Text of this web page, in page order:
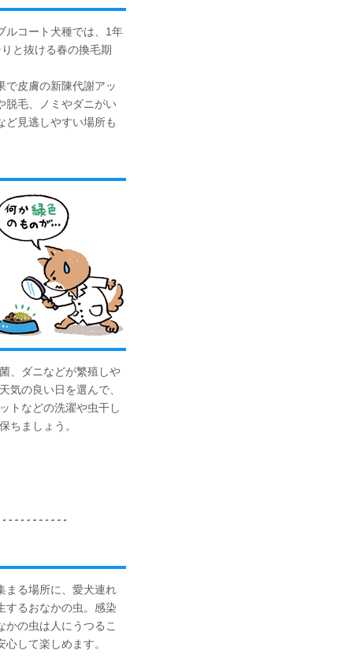
コート犬種では、1年
と抜ける春の換毛期
皮膚の新陳代謝アッ
脱毛、ノミやダニがい
ど見逃しやすい場所も
、ダニなどが繁殖しや
気の良い日を選んで、
トなどの洗濯や虫干し
ちましょう。
る場所に、愛犬連れ
するおなかの虫。感染
の虫は人にうつるこ
して楽しめます。